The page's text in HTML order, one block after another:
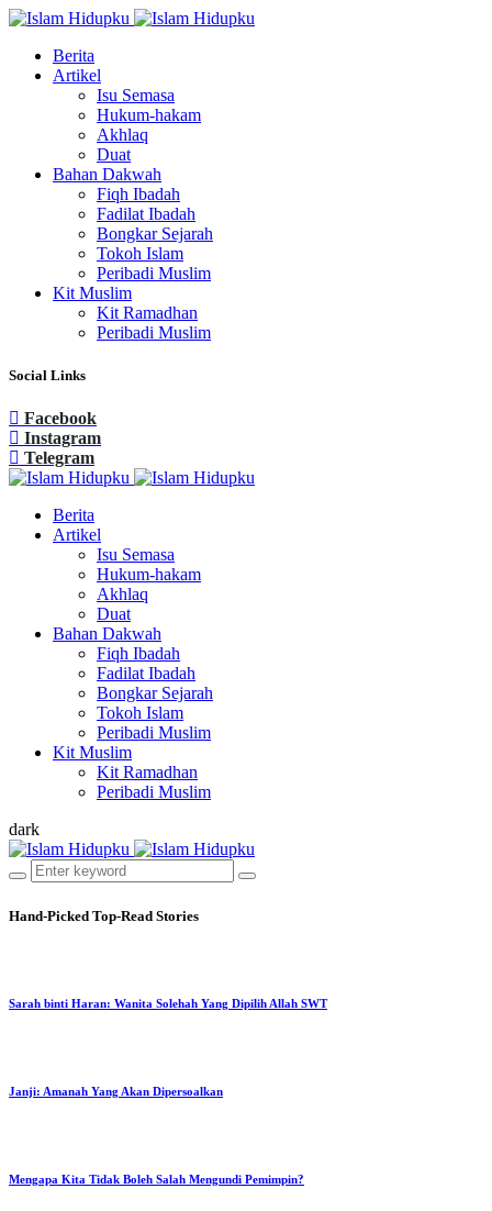
Berita
Artikel
Isu Semasa
Hukum-hakam
Akhlaq
Duat
Bahan Dakwah
Fiqh Ibadah
Fadilat Ibadah
Bongkar Sejarah
Tokoh Islam
Peribadi Muslim
Kit Muslim
Kit Ramadhan
Peribadi Muslim
Social Links
Facebook
Instagram
Telegram
Berita
Artikel
Isu Semasa
Hukum-hakam
Akhlaq
Duat
Bahan Dakwah
Fiqh Ibadah
Fadilat Ibadah
Bongkar Sejarah
Tokoh Islam
Peribadi Muslim
Kit Muslim
Kit Ramadhan
Peribadi Muslim
dark
Hand-Picked Top-Read Stories
Sarah binti Haran: Wanita Solehah Yang Dipilih Allah SWT
Janji: Amanah Yang Akan Dipersoalkan
Mengapa Kita Tidak Boleh Salah Mengundi Pemimpin?